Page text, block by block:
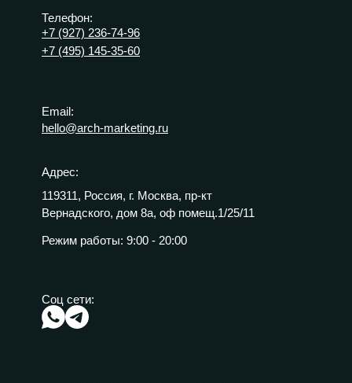
Адрес:
119311, Россия, г. Москва, пр-кт
Вернадского, дом 8а, оф помещ.1/25/11
Режим работы: 9:00 - 20:00
Соц сети:
Email:
hello@arch-marketing.ru
Телефон:
+7 (927) 236-74-96
+7 (495) 145-35-60